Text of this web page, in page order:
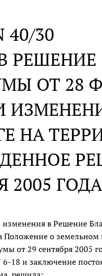
40/30
РЕШЕНИЕ
ОТ 28
НА
ГОДА
в Решение
Положение о земельном
от 29 сентября 2005
18 и заключение